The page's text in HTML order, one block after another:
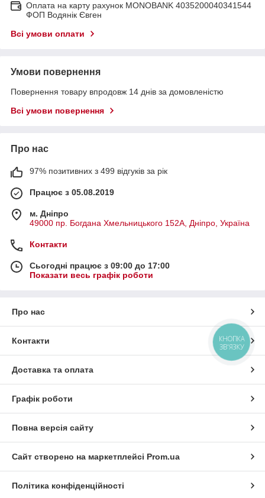
Оплата на карту рахунок MONOBANK 4035200040341544
ФОП Водянік Євген
Всі умови оплати
Умови повернення
Повернення товару впродовж 14 днів за домовленістю
Всі умови повернення
Про нас
97% позитивних з 499 відгуків за рік
Працює з 05.08.2019
м. Дніпро
49000 пр. Богдана Хмельницького 152А, Дніпро, Україна
Контакти
Сьогодні працює з 09:00 до 17:00
Показати весь графік роботи
Про нас
Контакти
Доставка та оплата
Графік роботи
Повна версія сайту
Сайт створено на маркетплейсі Prom.ua
Політика конфіденційності
КНОПКА
ЗВ'ЯЗКУ